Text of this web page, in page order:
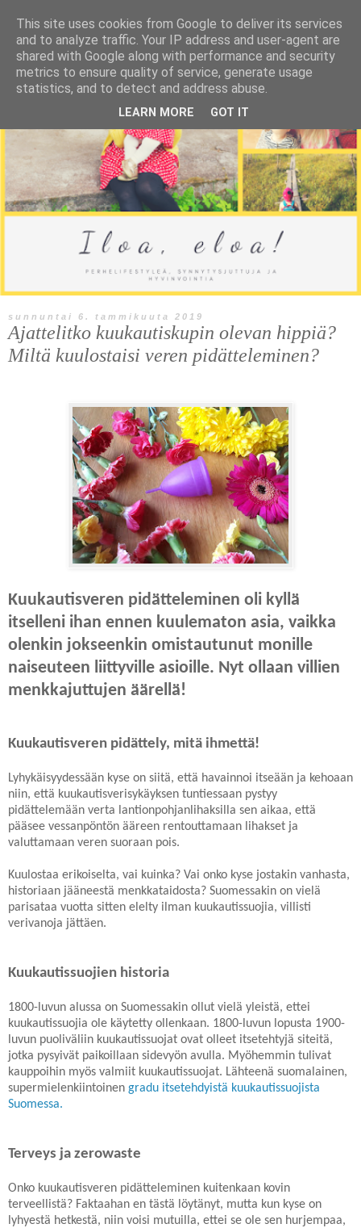
sunnuntai 6. tammikuuta 2019
Ajattelitko kuukautiskupin olevan hippiä?
Miltä kuulostaisi veren pidätteleminen?
Kuukautisveren pidätteleminen oli kyllä
itselleni ihan ennen kuulematon asia, vaikka
olenkin jokseenkin omistautunut monille
naiseuteen liittyville asioille. Nyt ollaan villien
menkkajuttujen äärellä!
Kuukautisveren pidättely, mitä ihmettä!
Lyhykäisyydessään kyse on siitä, että havainnoi itseään ja kehoaan
niin, että kuukautisverisykäyksen tuntiessaan pystyy
pidättelemään verta lantionpohjanlihaksilla sen aikaa, että
pääsee vessanpöntön ääreen rentouttamaan lihakset ja
valuttamaan veren suoraan pois.
Kuulostaa erikoiselta, vai kuinka? Vai onko kyse jostakin vanhasta,
historiaan jääneestä menkkataidosta? Suomessakin on vielä
parisataa vuotta sitten elelty ilman kuukautissuojia, villisti
verivanoja jättäen.
Kuukautissuojien historia
1800-luvun alussa on Suomessakin ollut vielä yleistä, ettei
kuukautissuojia ole käytetty ollenkaan. 1800-luvun lopusta 1900-
luvun puoliväliin kuukautissuojat ovat olleet itsetehtyjä siteitä,
jotka pysyivät paikoillaan sidevyön avulla. Myöhemmin tulivat
kauppoihin myös valmiit kuukautissuojat. Lähteenä suomalainen,
supermielenkiintoinen gradu itsetehdyistä kuukautissuojista
Suomessa.
Terveys ja zerowaste
Onko kuukautisveren pidätteleminen kuitenkaan kovin
terveellistä? Faktaahan en tästä löytänyt, mutta kun kyse on
lyhyestä hetkestä, niin voisi mutuilla, ettei se ole sen hurjempaa,
This site uses cookies from Google to deliver its services
and to analyze traffic. Your IP address and user-agent are
shared with Google along with performance and security
metrics to ensure quality of service, generate usage
statistics, and to detect and address abuse.
LEARN MORE GOT IT